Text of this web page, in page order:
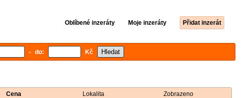
Oblíbené inzeráty Moje inzeráty Přidat inzerát
- do: Kč
Cena Lokalita Zobrazeno